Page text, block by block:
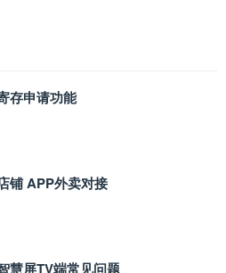
存申请功能
铺 APP外卖对接
慧屏TV端常见问题